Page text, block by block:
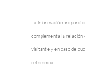
La información
complementa la relación
visitante y en caso de
referencia